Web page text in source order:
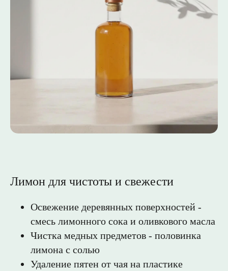
Лимон для чистоты и свежести
Освежение деревянных поверхностей -
смесь лимонного сока и оливкового масла
Чистка медных предметов - половинка
лимона с солью
Удаление пятен от чая на пластике